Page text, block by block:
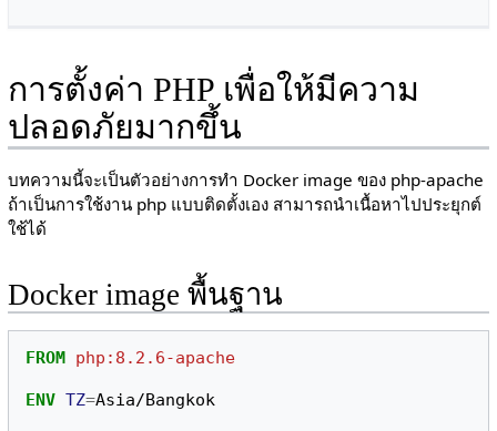
การตั้งค่า PHP เพื่อให้มีความ
ปลอดภัยมากขึ้น
บทความนี้จะเป็นตัวอย่างการทำ Docker image ของ php-apache
ถ้าเป็นการใช้งาน php แบบติดตั้งเอง สามารถนำเนื้อหาไปประยุกต์
ใช้ได้
Docker image พื้นฐาน
FROM php:8.2.6-apache
ENV TZ=Asia/Bangkok